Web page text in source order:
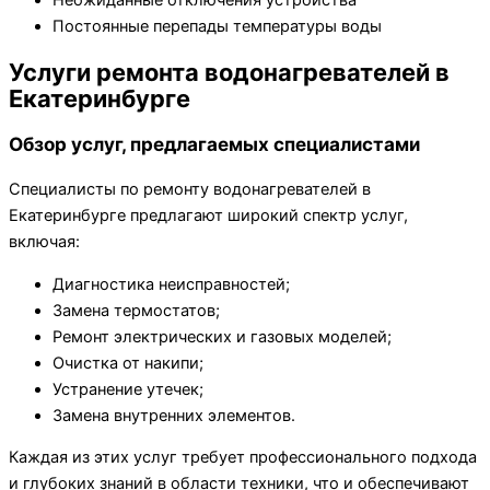
Постоянные перепады температуры воды
Услуги ремонта водонагревателей в
Екатеринбурге
Обзор услуг, предлагаемых специалистами
Специалисты по ремонту водонагревателей в
Екатеринбурге предлагают широкий спектр услуг,
включая:
Диагностика неисправностей;
Замена термостатов;
Ремонт электрических и газовых моделей;
Очистка от накипи;
Устранение утечек;
Замена внутренних элементов.
Каждая из этих услуг требует профессионального подхода
и глубоких знаний в области техники, что и обеспечивают